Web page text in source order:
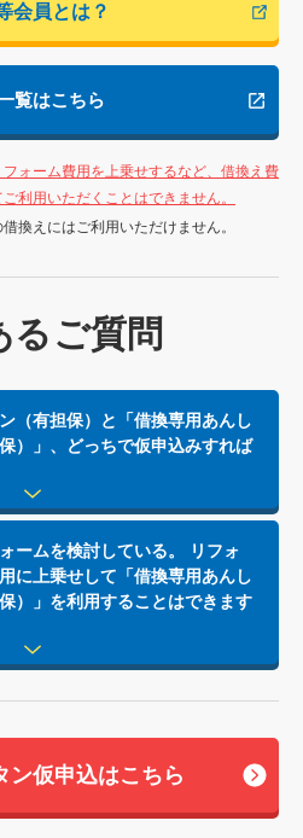
会員とは？
覧はこちら
ォーム費用を上乗せするなど、借換え費
利用いただくことはできません。
換えにはご利用いただけません。
るご質問
（有担保）と「借換専用あんし
）」、どっちで仮申込みすれば
ームを検討している。 リフォ
に上乗せして「借換専用あんし
）」を利用することはできます
ン仮申込はこちら